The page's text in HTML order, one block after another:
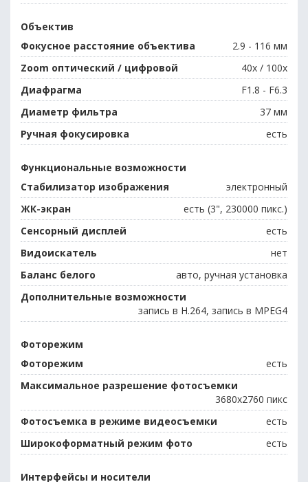
Объектив
Фокусное расстояние объектива
2.9 - 116 мм
Zoom оптический / цифровой
40x / 100x
Диафрагма
F1.8 - F6.3
Диаметр фильтра
37 мм
Ручная фокусировка
есть
Функциональные возможности
Стабилизатор изображения
электронный
ЖК-экран
есть (3", 230000 пикс.)
Сенсорный дисплей
есть
Видоискатель
нет
Баланс белого
авто, ручная установка
Дополнительные возможности
запись в H.264, запись в MPEG4
Фоторежим
Фоторежим
есть
Максимальное разрешение фотосъемки
3680x2760 пикс
Фотосъемка в режиме видеосъемки
есть
Широкоформатный режим фото
есть
Интерфейсы и носители